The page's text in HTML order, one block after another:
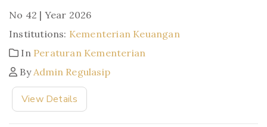
No 42 | Year 2026
Institutions: Kementerian Keuangan
In Peraturan Kementerian
ByAdmin Regulasip
View Details